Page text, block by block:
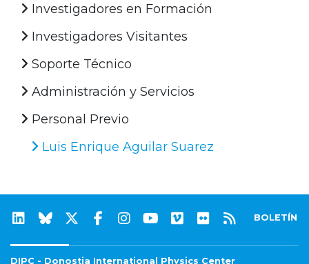
Investigadores en Formación
Investigadores Visitantes
Soporte Técnico
Administración y Servicios
Personal Previo
Luis Enrique Aguilar Suarez
BOLETÍN
DIPC - Donostia International Physics Center